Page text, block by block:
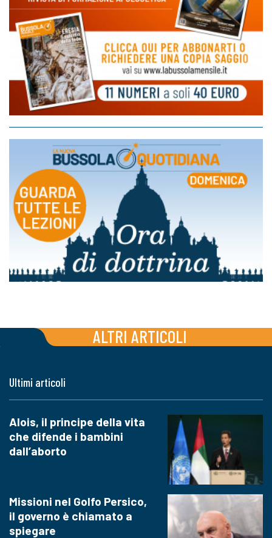
ALTRI ARTICOLI
Ultimi articoli
Alois, il principe della vita
che difende i bambini
dall’aborto
Missioni nel Golfo Persico,
il governo è chiamato a
spiegare